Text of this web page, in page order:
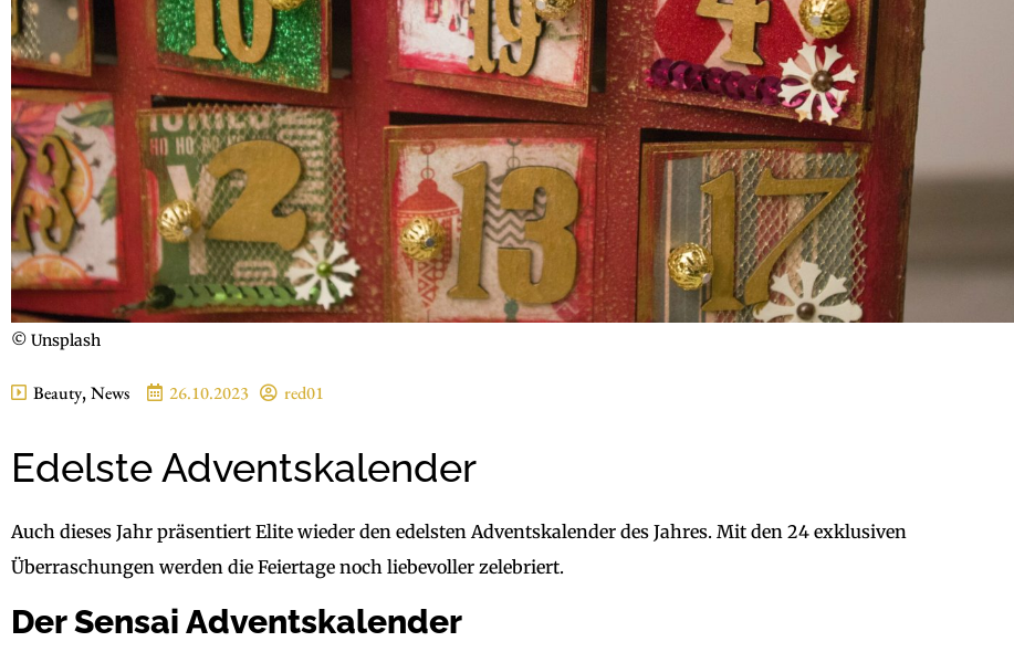
© Unsplash
Beauty, News 26.10.2023 red01
Edelste Adventskalender
Auch dieses Jahr präsentiert Elite wieder den edelsten Adventskalender des Jahres. Mit den 24 exklusiven
Überraschungen werden die Feiertage noch liebevoller zelebriert.
Der Sensai Adventskalender